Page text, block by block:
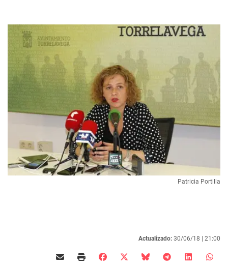
Patricia Portilla
Actualizado: 30/06/18 | 21:00